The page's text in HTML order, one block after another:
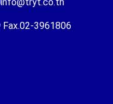
info@tryt.co.th
Fax.02-3961806